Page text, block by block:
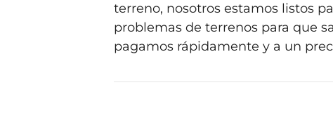
terreno, nosotros estamos listos
problemas de terrenos para que
pagamos rápidamente y a un